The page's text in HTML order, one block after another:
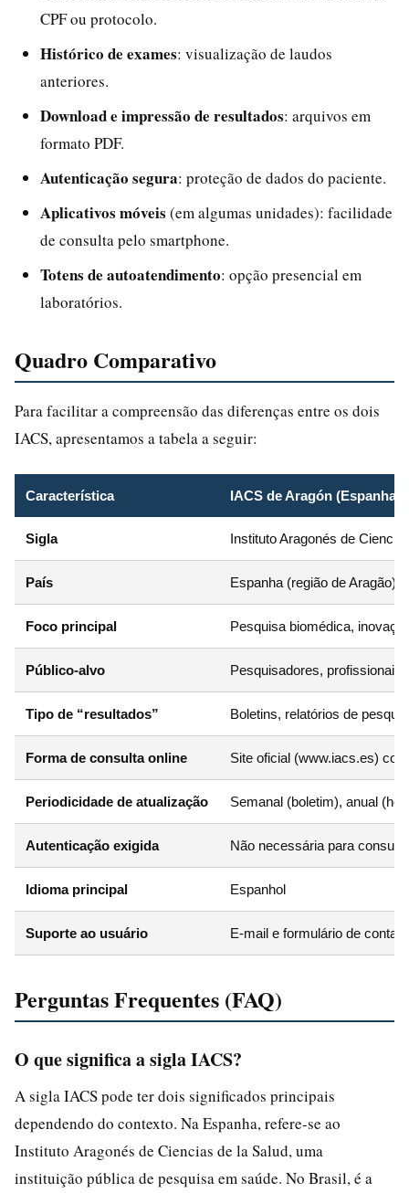
CPF ou protocolo.
Histórico de exames: visualização de laudos
anteriores.
Download e impressão de resultados: arquivos em
formato PDF.
Autenticação segura: proteção de dados do paciente.
Aplicativos móveis (em algumas unidades): facilidade
de consulta pelo smartphone.
Totens de autoatendimento: opção presencial em
laboratórios.
Quadro Comparativo
Para facilitar a compreensão das diferenças entre os dois
IACS, apresentamos a tabela a seguir:
Característica IACS de Aragón (Espanha)
Sigla Instituto Aragonés de
País Espanha (região de Aragão)
Foco principal Pesquisa biomédica,
Público-alvo Pesquisadores, profissionais
Tipo de “resultados” Boletins, relatórios de
Forma de consulta online Site oficial (www.iacs.es)
Periodicidade de atualização Semanal (boletim), anual
Autenticação exigida Não necessária para
Idioma principal Espanhol
Suporte ao usuário E-mail e formulário de contato
Perguntas Frequentes (FAQ)
O que significa a sigla IACS?
A sigla IACS pode ter dois significados principais
dependendo do contexto. Na Espanha, refere-se ao
Instituto Aragonés de Ciencias de la Salud, uma
instituição pública de pesquisa em saúde. No Brasil, é a